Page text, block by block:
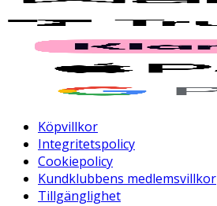
Köpvillkor
Integritetspolicy
Cookiepolicy
Kundklubbens medlemsvillkor
Tillgänglighet